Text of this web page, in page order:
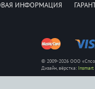
ИНФОРМАЦИЯ
© 2009-2026 ООО
Дизайн, вёрстка: Insmart